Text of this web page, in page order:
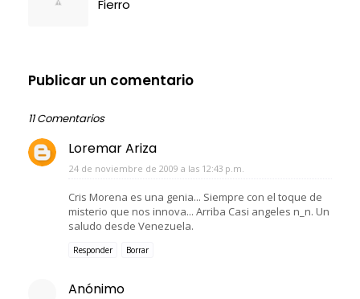
Fierro
Publicar un comentario
11 Comentarios
Loremar Ariza
24 de noviembre de 2009 a las 12:43 p.m.
Cris Morena es una genia... Siempre con el toque de
misterio que nos innova... Arriba Casi angeles n_n. Un
saludo desde Venezuela.
Responder Borrar
Anónimo